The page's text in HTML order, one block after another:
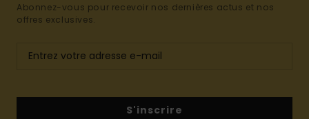
Abonnez-vous pour recevoir nos dernières actus et nos
offres exclusives.
S'inscrire